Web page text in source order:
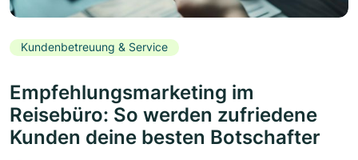
Kundenbetreuung & Service
Empfehlungsmarketing im
Reisebüro: So werden zufriedene
Kunden deine besten Botschafter